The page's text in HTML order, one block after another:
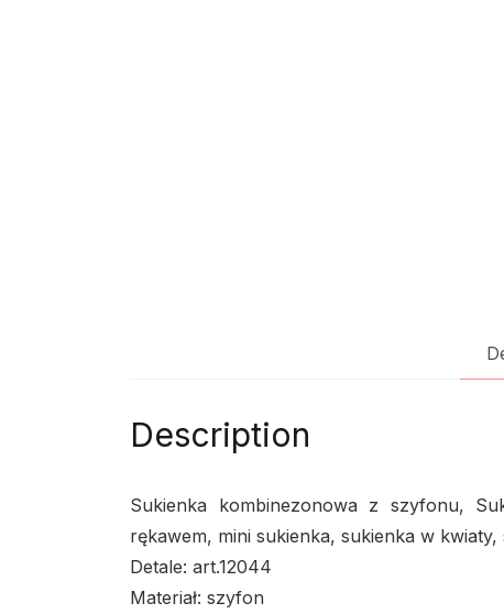
Description
Sukienka kombinezonowa z szyfonu,
rękawem, mini sukienka, sukienka w
Detale: art.12044
Materiał: szyfon